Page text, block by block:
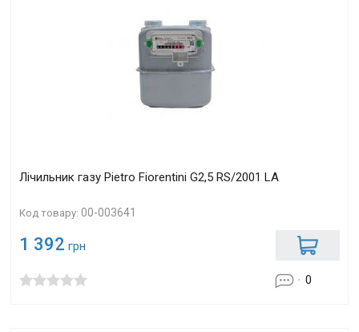
Лічильник газу Pietro Fiorentini G2,5 RS/2001 LA
Код товару:00-003641
1 392 грн
0